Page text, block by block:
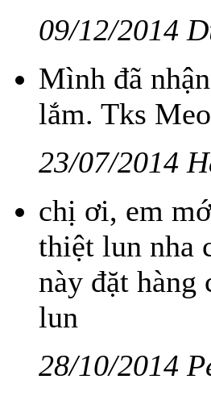
09/12/2014
Mình đã
lắm. Tks
23/07/2014
chị ơi, em
thiệt lun nha
này đặt
lun
28/10/2014